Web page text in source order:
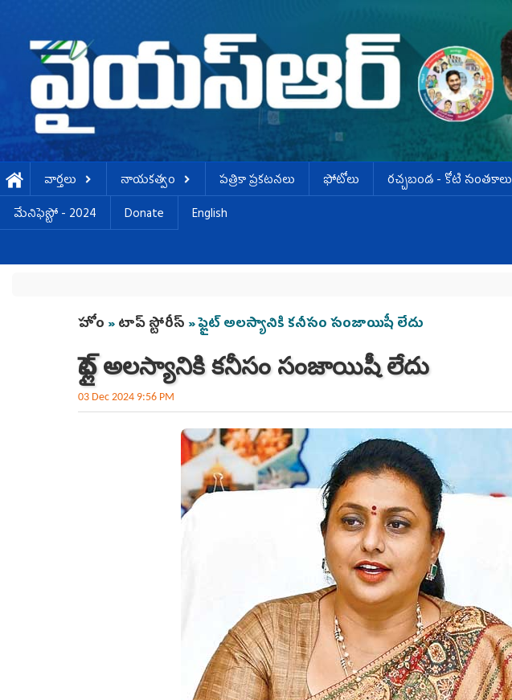
వార్తలు నాయకత్వం పత్రికా ప్రకటనలు ఫోటోలు ర‌చ్చ‌బండ‌ - కోటి సంత‌కాలు
మేనిఫెస్టో - 2024
Donate English
You are here
హోం »టాప్ స్టోరీస్ » ఫ్లైట్ అలస్యానికి కనీసం సంజాయిషీ లేదు
ఫ్లైట్ అలస్యానికి కనీసం సంజాయిషీ లేదు
03 Dec 2024 9:56 PM